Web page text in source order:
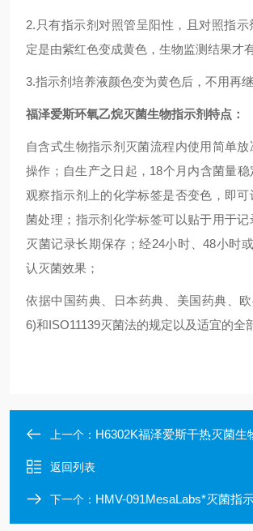
2.只有指示剂对照管呈阳性，且对照指
定是由紫红色变成黄色，生物监测结果才有
3.指示剂培养液颜色变为黄色后，不用再继
福泽爱斯环氧乙烷灭菌生物指示剂特点：
自含式生物指示剂灭菌流程内使用简单
操作； 自生产之日起，18个月内含菌量稳
观察指示剂上的化学标签是否变色，即
菌处理； 指示剂化学标签可以贴于用于
灭菌记录长期保存； 经24小时、48小时
认灭菌效果；
依据中国药典、日本药典、美国药典、
6)和ISO11139灭菌法的规定以及适宜的全
上一个： H6302K福泽爱斯干热灭菌生
返回列表
下一个： HMV-091MesaLabs*灭菌指